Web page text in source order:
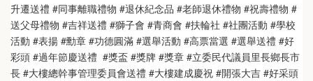
升遷送禮 #同事離職禮物 #退休紀念品 #老師退休禮物 #祝壽禮物 #
送父母禮物 #吉祥送禮 #獅子會 #青商會 #扶輪社 #社團活動 #學校
活動 #表揚 #勳章 #功德圓滿 #選舉活動 #高票當選 #選舉送禮 #好
彩頭 #過年節慶送禮  #獎盃 #獎牌 #獎章 #立委民代議員里長鄉長市
長 #大樓總幹事管理委員會送禮 #大樓建成慶祝 #開張大吉 #好采頭